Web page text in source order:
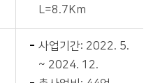
L=8.7Km
사업기간: 2022. 5.
~ 2024. 12.